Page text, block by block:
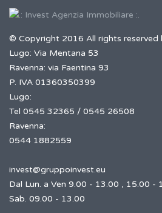
© Copyright 2016 All rights reserved
Lugo: Via Mentana 53
Ravenna: via Faentina 93
P. IVA 01360350399
Lugo:
Tel 0545 32365 / 0545 26508
Ravenna:
0544 1882559
invest@gruppoinvest.eu
Dal Lun. a Ven 9.00 - 13.00 , 15.00 -
Sab. 09.00 - 13.00